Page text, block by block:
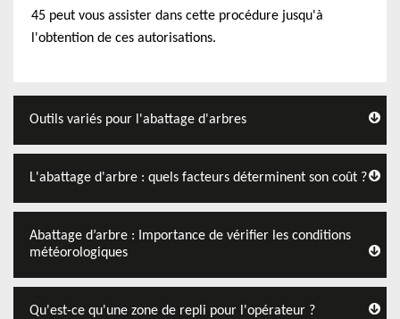
45 peut vous assister dans cette procédure jusqu'à
l'obtention de ces autorisations.
Outils variés pour l'abattage d'arbres
L'abattage d'arbre : quels facteurs déterminent son coût ?
Abattage d’arbre : Importance de vérifier les conditions
météorologiques
Qu'est-ce qu'une zone de repli pour l'opérateur ?